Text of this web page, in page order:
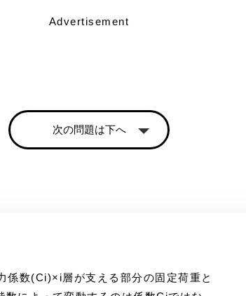
Advertisement
次の問題は下へ
数(Ci)×i層が支える部分の固定荷重と